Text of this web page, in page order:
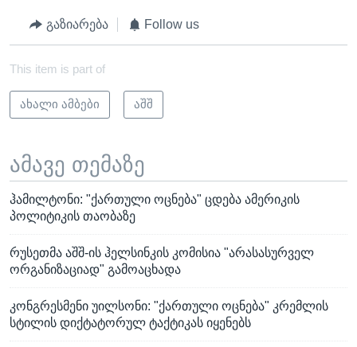
გაზიარება Follow us
This item is part of
ახალი ამბები აშშ
ამავე თემაზე
ჰამილტონი: "ქართული ოცნება" ცდება ამერიკის
პოლიტიკის თაობაზე
რუსეთმა აშშ-ის ჰელსინკის კომისია "არასასურველ
ორგანიზაციად" გამოაცხადა
კონგრესმენი უილსონი: "ქართული ოცნება" კრემლის
სტილის დიქტატორულ ტაქტიკას იყენებს